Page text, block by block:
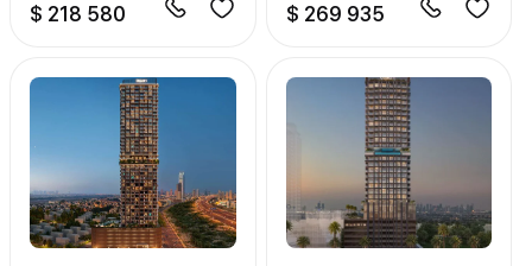
$ 218 580 $ 269 935